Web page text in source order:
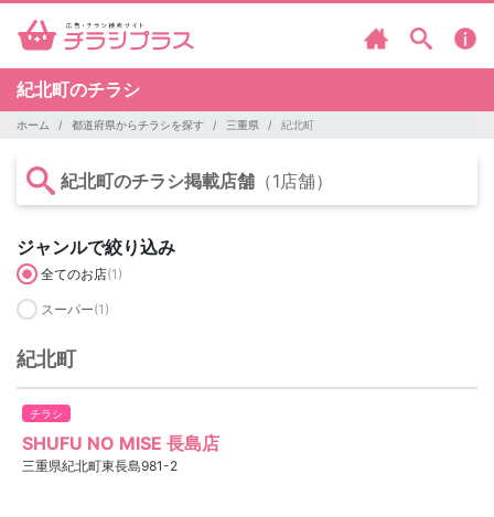
紀北町のチラシ
ホーム 都道府県からチラシを探す 三重県 紀北町
紀北町のチラシ掲載店舗 （1店舗）
ジャンルで絞り込み
全てのお店(1)
スーパー(1)
紀北町
チラシ
SHUFU NO MISE 長島店
三重県紀北町東長島981-2